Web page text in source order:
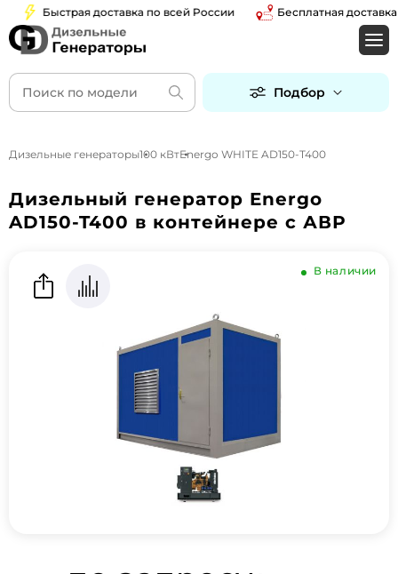
Быстрая доставка по всей России Бесплатная доставка
Подбор
Дизельные генераторы100 кВтEnergo WHITE AD150-T400
Дизельный генератор Energo
AD150-T400 в контейнере с АВР
В наличии